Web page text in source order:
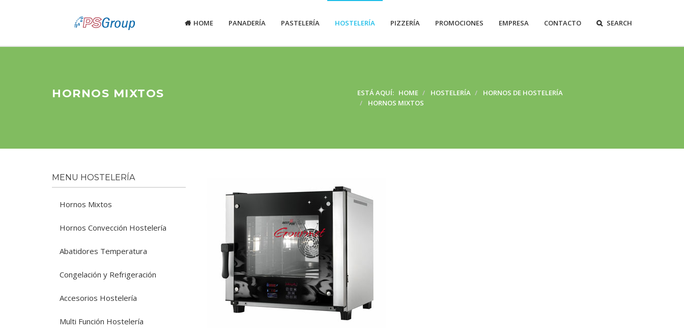
HOME PANADERÍA PASTELERÍA HOSTELERÍA PIZZERÍA PROMOCIONES EMPRESA CONTACTO SEARCH
HORNOS MIXTOS ESTÁ AQUÍ: HOME HOSTELERÍA
HORNOS DE HOSTELERÍA
HORNOS MIXTOS
MENU HOSTELERÍA
Hornos Mixtos
Hornos Convección Hostelería
Abatidores Temperatura
Congelación y Refrigeración
Accesorios Hostelería
Multi Función Hostelería